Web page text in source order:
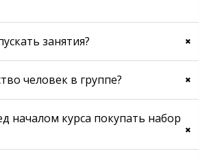
занятия?
человек в группе?
началом курса покупать набор